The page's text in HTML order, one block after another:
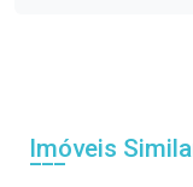
Imóveis